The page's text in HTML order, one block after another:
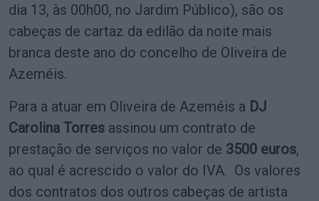
dia 13, às 00h00, no Jardim Público), são os
cabeças de cartaz da edilão da noite mais
branca deste ano do concelho de Oliveira de
Azeméis.
Para a atuar em Oliveira de Azeméis a DJ
Carolina Torres assinou um contrato de
prestação de serviços no valor de 3500 euros,
ao qual é acrescido o valor do IVA. Os valores
dos contratos dos outros cabeças de artista